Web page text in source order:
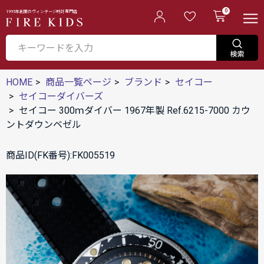
1995年創業のヴィンテージ時計専門店 0
HOME 商品一覧ページ ブランド
セイコー
セイコーダイバーズ
セイコー 300ｍダイバー 1967年製 Ref.6215-7000 カウ
ントダウンベゼル
商品ID(FK番号):FK005519